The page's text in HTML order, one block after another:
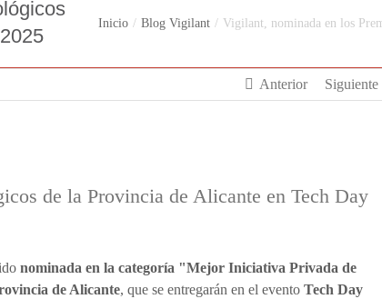
Inicio Blog Vigilant Vigilant, nominada en los
Anterior Siguiente
de la Provincia de Alicante en Tech Day
nominada en la categoría "Mejor Iniciativa Privada de
de Alicante, que se entregarán en el evento Tech Day